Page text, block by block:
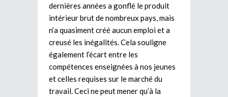
dernières années a gonflé le produit
intérieur brut de nombreux pays, mais
n’a quasiment créé aucun emploi et a
creusé les inégalités. Cela souligne
également l’écart entre les
compétences enseignées à nos jeunes
et celles requises sur le marché du
travail. Ceci ne peut mener qu’à la